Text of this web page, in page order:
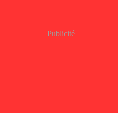
Publicité